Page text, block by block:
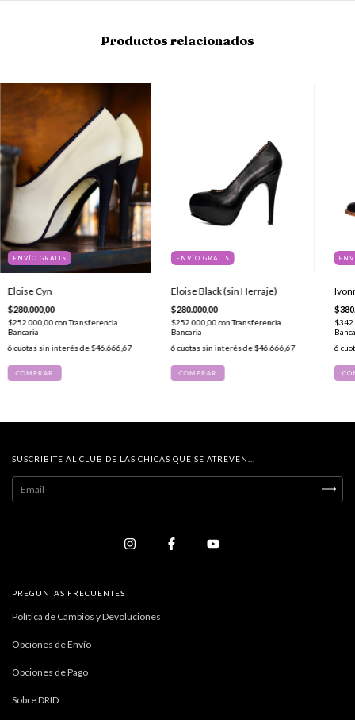
Productos relacionados
ENVÍO GRATIS
Eloise Cyn
$280.000,00
$252.000,00con Transferencia
Bancaria
6 cuotas sin interés de$46.666,67
COMPRAR
ENVÍO GRATIS
Eloise Black (sin Herraje)
$280.000,00
$252.000,00con Transferencia
Bancaria
6 cuotas sin interés de$46.666,67
COMPRAR
6
SUSCRIBITE AL CLUB DE LAS CHICAS QUE SE ATREVEN...
PREGUNTAS FRECUENTES
Política de Cambios y Devoluciones
Opciones de Envío
Opciones de Pago
Sobre DRID